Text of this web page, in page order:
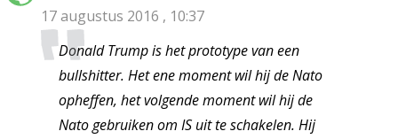
17 augustus 2016 , 10:37
Donald Trump is het prototype van een
bullshitter. Het ene moment wil hij de Nato
opheffen, het volgende moment wil hij de
Nato gebruiken om IS uit te schakelen. Hij